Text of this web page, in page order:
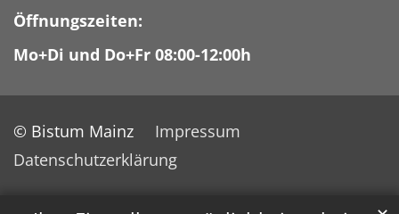
Öffnungszeiten:
Mo+Di und Do+Fr 08:00-12:00h
© Bistum Mainz
Impressum
Datenschutzerklärung